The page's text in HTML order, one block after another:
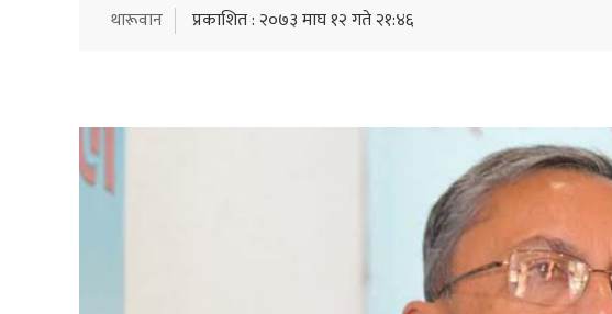
थारूवान प्रकाशित : २०७३ माघ १२ गते २१:४६